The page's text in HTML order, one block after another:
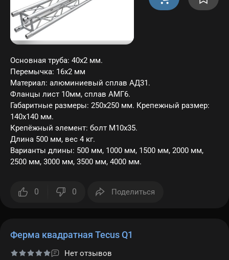
Основная труба: 40х2 мм.
Перемычка: 16х2 мм
Материал: алюминиевый сплав АД31.
Фланцы лист 10мм, сплав АМГ6.
Габаритные размеры: 250х250 мм. Крепежный размер:
140х140 мм.
Крепёжный элемент: болт M10x35.
Длина 500 мм, вес 4 кг.
Варианты длины: 500 мм, 1000 мм, 1500 мм, 2000 мм,
2500 мм, 3000 мм, 3500 мм, 4000 мм.
0 0 Поделиться
Ферма квадратная Tecus Q1
Нет отзывов